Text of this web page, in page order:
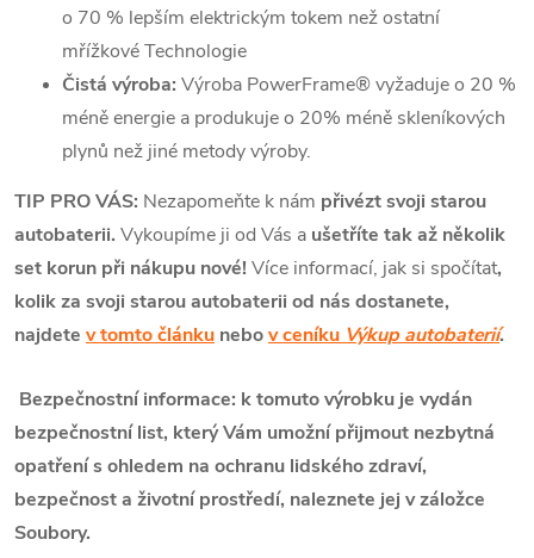
o 70 % lepším elektrickým tokem než ostatní
mřížkové Technologie
Čistá výroba: Výroba PowerFrame®vyžaduje o 20 %
méně energie a produkuje o 20% méně skleníkových
plynů než jiné metody výroby.
TIP PRO VÁS: Nezapomeňte k nám přivézt svoji starou
autobaterii. Vykoupíme ji od Vás a ušetříte tak až několik
set korun při nákupu nové!Více informací, jak si spočítat,
kolik za svoji starou autobaterii od nás dostanete,
najdete v tomto článku nebov ceníku Výkup autobaterií.
Bezpečnostní informace: k tomuto výrobku je vydán
bezpečnostní list, který Vám umožní přijmout nezbytná
opatření s ohledem na ochranu lidského zdraví,
bezpečnost a životní prostředí, naleznete jej v záložce
Soubory.